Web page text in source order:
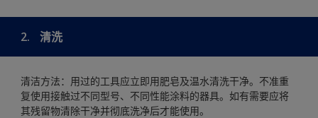
2. 清洗
清洁方法：用过的工具应立即用肥皂及温水清洗干净。不准重
复使用接触过不同型号、不同性能涂料的器具。如有需要应将
其残留物清除干净并彻底洗净后才能使用。